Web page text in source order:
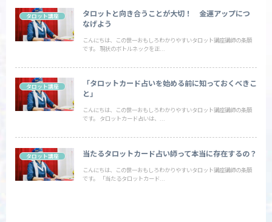
タロット講座
タロットと向き合うことが大切！ 金運アップにつ
なげよう
こんにちは、この世一おもしろわかりやすいタロット講座講師の条願
です。 現状のボトルネックを正...
タロット講座
「タロットカード占いを始める前に知っておくべきこ
と」
こんにちは、この世一おもしろわかりやすいタロット講座講師の条願
です。 タロットカード占いは、...
タロット講座 当たるタロットカード占い師って本当に存在するの？
こんにちは、この世一おもしろわかりやすいタロット講座講師の条願
です。 「当たるタロットカード...